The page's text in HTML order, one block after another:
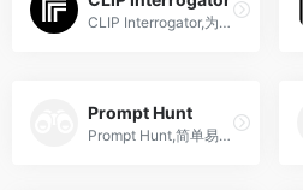
CLIP Interrogator,为你生成图片对应的提示词文字
Prompt Hunt
Prompt Hunt,简单易用的AI绘画,Prompt提示词网站